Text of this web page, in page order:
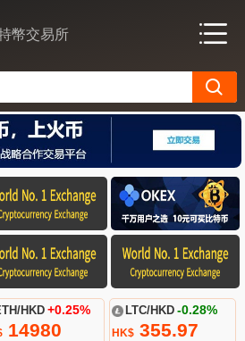
幣交易所
HKD +0.25%
14980
LTC/HKD -0.28%
HK$355.97